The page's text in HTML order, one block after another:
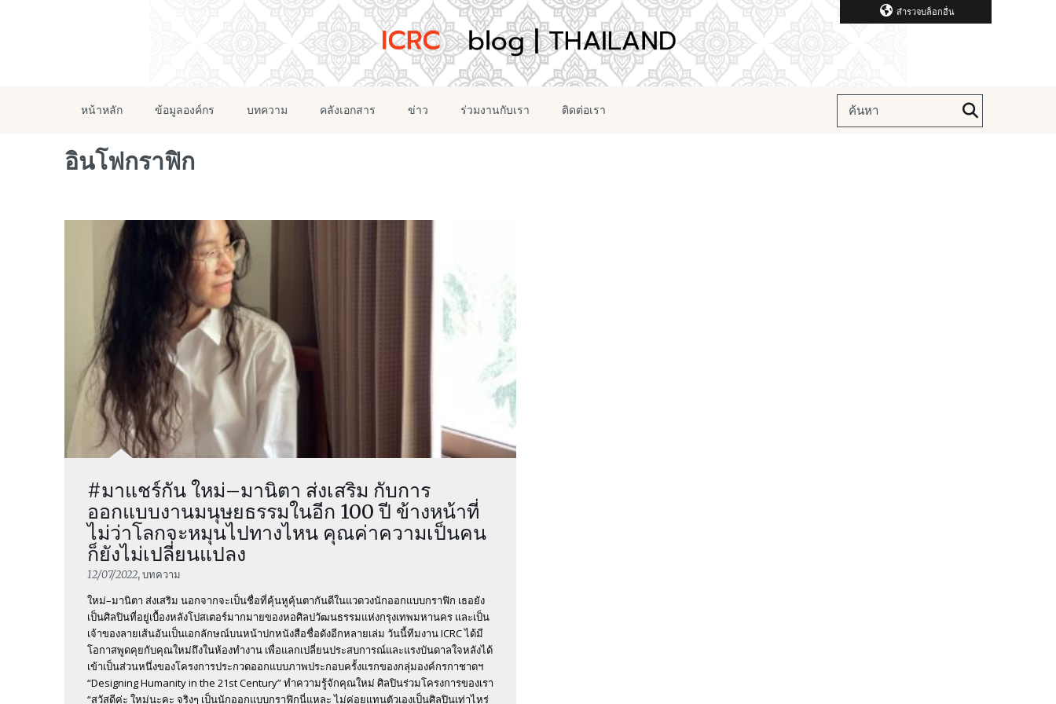
สำรวจบล็อกอื่น
หน้าหลัก ข้อมูลองค์กร บทความ คลังเอกสาร ข่าว ร่วมงานกับเรา ติดต่อเรา
อินโฟกราฟิก
#มาแชร์กัน ใหม่–มานิตา ส่งเสริม กับการ
ออกแบบงานมนุษยธรรมในอีก 100 ปี ข้างหน้าที่
ไม่ว่าโลกจะหมุนไปทางไหน คุณค่าความเป็นคน
ก็ยังไม่เปลี่ยนแปลง
12/07/2022, บทความ
ใหม่–มานิตา ส่งเสริม นอกจากจะเป็นชื่อที่คุ้นหูคุ้นตากันดีในแวดวงนักออกแบบกราฟิก เธอยัง
เป็นศิลปินที่อยู่เบื้องหลังโปสเตอร์มากมายของหอศิลปวัฒนธรรมแห่งกรุงเทพมหานคร และเป็น
เจ้าของลายเส้นอันเป็นเอกลักษณ์บนหน้าปกหนังสือชื่อดังอีกหลายเล่ม วันนี้ทีมงาน ICRC ได้มี
โอกาสพูดคุยกับคุณใหม่ถึงในห้องทำงาน เพื่อแลกเปลี่ยนประสบการณ์และแรงบันดาลใจหลังได้
เข้าเป็นส่วนหนึ่งของโครงการประกวดออกแบบภาพประกอบครั้งแรกของกลุ่มองค์กรกาชาดฯ
“Designing Humanity in the 21st Century” ทำความรู้จักคุณใหม่ ศิลปินร่วมโครงการของเรา
“สวัสดีค่ะ ใหม่นะคะ จริงๆ เป็นนักออกแบบกราฟิกนี่แหละ ไม่ค่อยแทนตัวเองเป็นศิลปินเท่าไหร่